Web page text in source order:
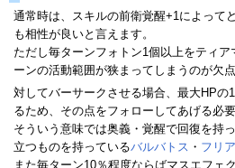
通常時は、スキルの前衛覚醒+1によって
も相性が良いと言えます。
ただし毎ターンフォトン1個以上をティ
ーンの活動範囲が狭まってしまうのが欠点
対してバーサークさせる場合、最大HPの
るため、その点をフォローしてあげる必要
そういう意味では奥義・覚醒で回復を持
立つものを持っているバルバトス ・ フリ
また毎ターン10％程度ならばマスエフェ